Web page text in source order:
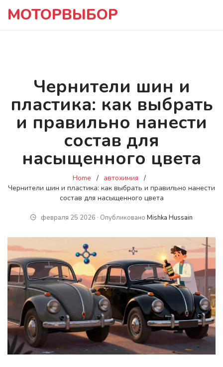
МОТОРВЫБОР
Чернители шин и
пластика: как выбрать
и правильно нанести
состав для
насыщенного цвета
Home
автохимия
Чернители шин и пластика: как выбрать и правильно нанести
состав для насыщенного цвета
февраля 25 2026 ∙ Опубликовано Mishka Hussain